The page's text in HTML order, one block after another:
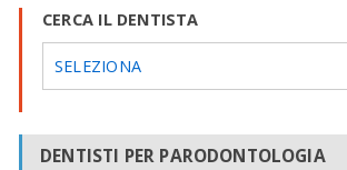
CERCA IL DENTISTA
SELEZIONA
DENTISTI PER PARODONTOLOGIA